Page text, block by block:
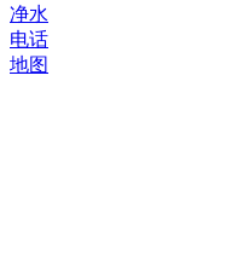
净水
电话
地图